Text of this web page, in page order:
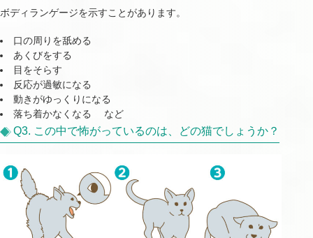
ボディランゲージを示すことがあります。
口の周りを舐める
あくびをする
目をそらす
反応が過敏になる
動きがゆっくりになる
落ち着かなくなる など
Q3. この中で怖がっているのは、どの猫でしょうか？